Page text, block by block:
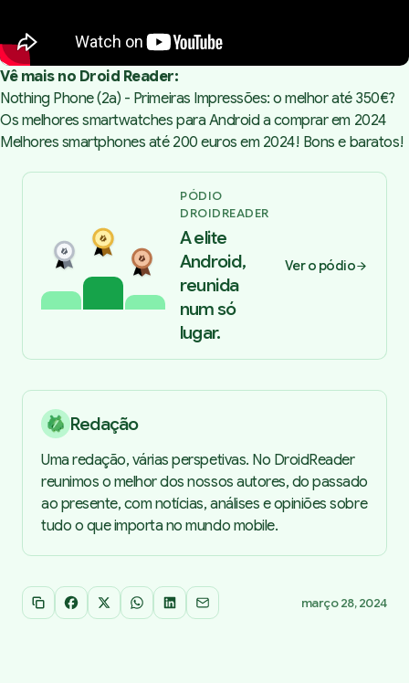
Vê mais no Droid Reader:
Nothing Phone (2a) - Primeiras Impressões: o melhor até 350€?
Os melhores smartwatches para Android a comprar em 2024
Melhores smartphones até 200 euros em 2024! Bons e baratos!
PÓDIO
DROIDREADER
A elite
Android,
reunida
num só
lugar.
Ver o pódio
Redação
Uma redação, várias perspetivas. No DroidReader
reunimos o melhor dos nossos autores, do passado
ao presente, com notícias, análises e opiniões sobre
tudo o que importa no mundo mobile.
Copiar link
Facebook
X WhatsApp
LinkedInEmail março 28, 2024